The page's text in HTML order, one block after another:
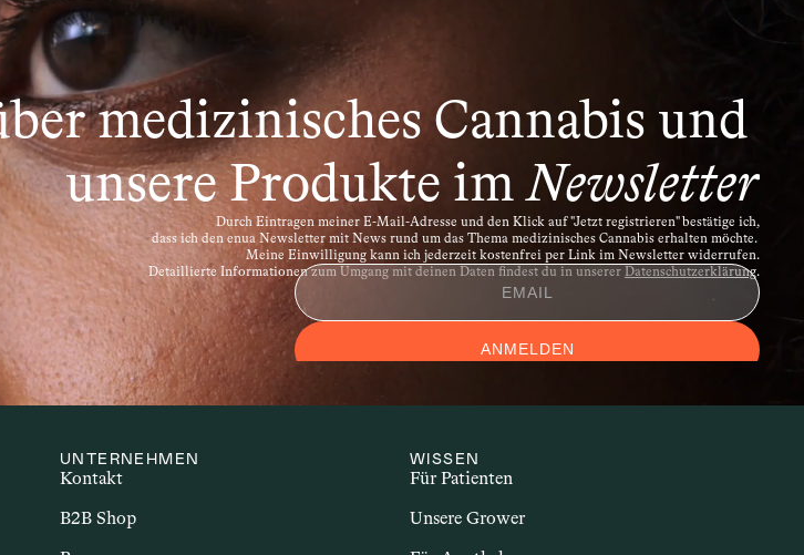
bei denen das Immunsystem körpereigene Strukturen angreift. Dazu
Arthritis oder Morbus Crohn. Sie gehen häufig mit
einher. Im Zusammenhang mit Cannabis wird untersucht,
– potenzielle Effekte auf das Immunsystem und entzündliche
medizinisches Cannabis und
unsere Produkte im Newsletter
Durch Eintragen meiner E-Mail-Adresse und den Klick auf "Jetzt registrieren" bestätige ich,
dass ich den enua Newsletter mit News rund um das Thema medizinisches Cannabis erhalten möchte.
Meine Einwilligung kann ich jederzeit kostenfrei per Link im Newsletter widerrufen.
Detaillierte Informationen zum Umgang mit deinen Daten findest du in unserer Datenschutzerklärung.
ANMELDEN
UNTERNEHMEN
Kontakt
B2B Shop
WISSEN
Für Patienten
Unsere Grower